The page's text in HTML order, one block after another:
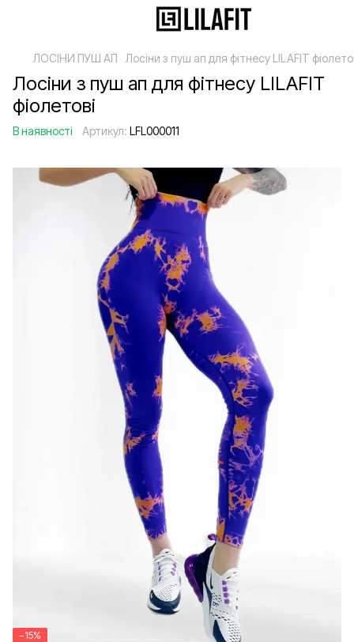
ЛОСІНИ ПУШ АП Лосіни з пуш ап для фітнесу LILAFIT
Лосіни з пуш ап для фітнесу LILAFIT
фіолетові
В наявності Артикул: LFL000011
−15%